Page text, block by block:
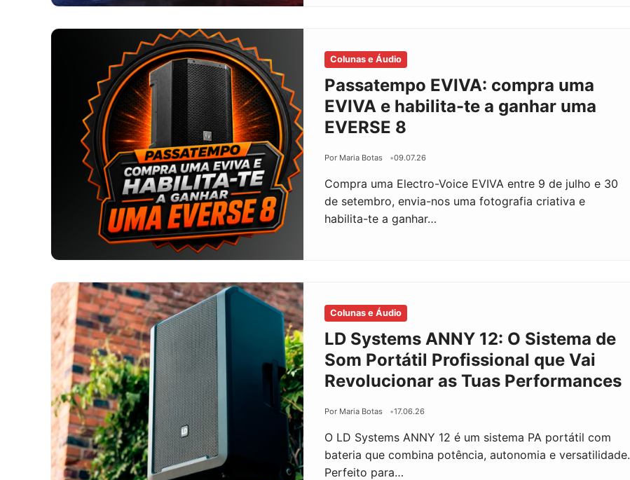
Colunas e Áudio
Passatempo EVIVA: compra uma
EVIVA e habilita-te a ganhar uma
EVERSE 8
Por Maria Botas 09.07.26
Compra uma Electro-Voice EVIVA entre 9 de julho e 30
de setembro, envia-nos uma fotografia criativa e
habilita-te a ganhar…
Colunas e Áudio
LD Systems ANNY 12: O Sistema de
Som Portátil Profissional que Vai
Revolucionar as Tuas Performances
Por Maria Botas 17.06.26
O LD Systems ANNY 12 é um sistema PA portátil com
bateria que combina potência, autonomia e versatilidade.
Perfeito para…